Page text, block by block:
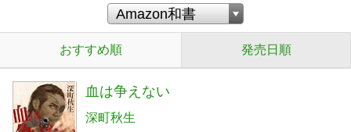
おすすめ順 発売日順
血は争えない
深町秋生